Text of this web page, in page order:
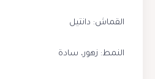
القماش: دانتيل
النمط: زهور، سادة